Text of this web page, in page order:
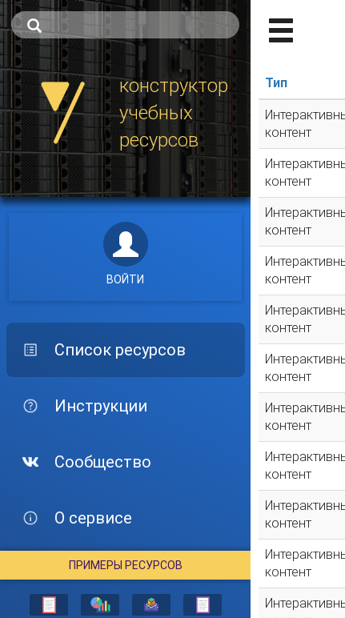
конструктор
учебных
ресурсов
ВОЙТИ
Список ресурсов
Инструкции
Сообщество
О сервисе
ПРИМЕРЫ РЕСУРСОВ
Тип
контент
контент
контент
контент
контент
контент
контент
контент
контент
контент